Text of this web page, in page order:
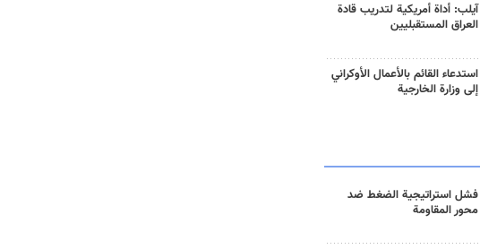
آيلب: أداة أمريكية لتدريب قادة
العراق المستقبليين
استدعاء القائم بالأعمال الأوكراني
إلى وزارة الخارجية
فشل استراتيجية الضغط ضد
محور المقاومة